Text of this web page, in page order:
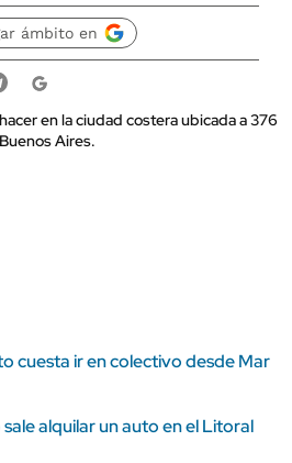
ámbito en
en la ciudad costera ubicada a 376
Aires.
cuesta ir en colectivo desde Mar
alquilar un auto en el Litoral